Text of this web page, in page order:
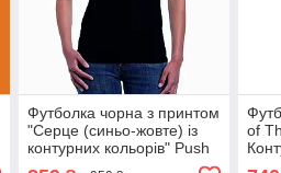
Футболка чорна з принтом
"Серце (синьо-жовте) із
контурних кольорів" Push
of